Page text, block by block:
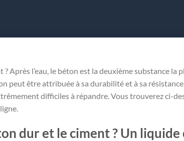
Après l’eau, le béton est la deuxième substance la
peut être attribuée à sa durabilité et à sa
difficiles à répandre. Vous trouverez ci-
dur et le ciment ? Un liquide